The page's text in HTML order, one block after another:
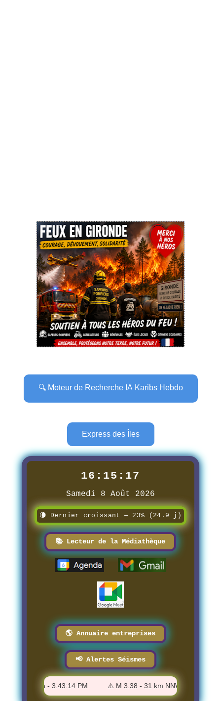
🔍 Moteur de Recherche IA Karibs Hebdo
Express des Îles
16:15:19
Samedi 8 Août 2026
🌘 Dernier croissant — 23% (24.9 j)
📚 Lecteur de la Médiathèque
🌎 Annuaire entreprises
📢 Alertes Séismes
Alaska - 3:43:14 PM ⚠️ M 3.38 - 31 km NNW of Covelo, CA -